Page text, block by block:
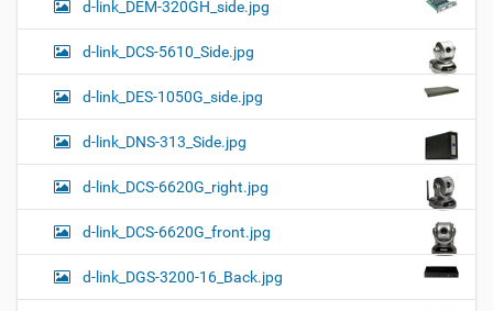
d-link_DEM-320GH_side.jpg
d-link_DCS-5610_Side.jpg
d-link_DES-1050G_side.jpg
d-link_DNS-313_Side.jpg
d-link_DCS-6620G_right.jpg
d-link_DCS-6620G_front.jpg
d-link_DGS-3200-16_Back.jpg